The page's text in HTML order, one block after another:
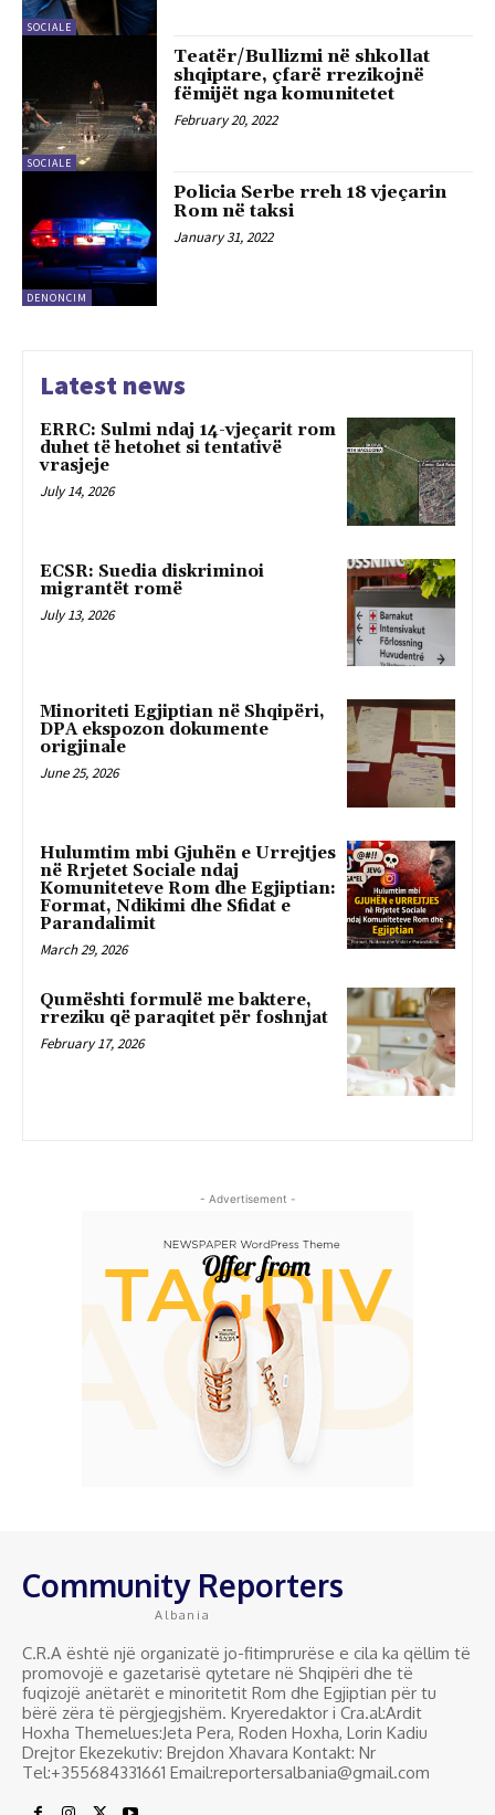
SOCIALE
SOCIALE
Teatër/Bullizmi në shkollat
shqiptare, çfarë rrezikojnë
fëmijët nga komunitetet
February 20, 2022
DENONCIM
Policia Serbe rreh 18 vjeçarin
Rom në taksi
January 31, 2022
Latest news
ERRC: Sulmi ndaj 14-vjeçarit rom
duhet të hetohet si tentativë
vrasjeje
July 14, 2026
ECSR: Suedia diskriminoi
migrantët romë
July 13, 2026
Minoriteti Egjiptian në Shqipëri,
DPA ekspozon dokumente
origjinale
June 25, 2026
Hulumtim mbi Gjuhën e Urrejtjes
në Rrjetet Sociale ndaj
Komuniteteve Rom dhe Egjiptian:
Format, Ndikimi dhe Sfidat e
Parandalimit
March 29, 2026
Qumështi formulë me baktere,
rreziku që paraqitet për foshnjat
February 17, 2026
- Advertisement -
Community Reporters
Albania
C.R.A është një organizatë jo-fitimprurëse e cila ka qëllim të
promovojë e gazetarisë qytetare në Shqipëri dhe të
fuqizojë anëtarët e minoritetit Rom dhe Egjiptian për tu
bërë zëra të përgjegjshëm. Kryeredaktor i Cra.al:Ardit
Hoxha Themelues:Jeta Pera, Roden Hoxha, Lorin Kadiu
Drejtor Ekezekutiv: Brejdon Xhavara Kontakt: Nr
Tel:+355684331661 Email:reportersalbania@gmail.com